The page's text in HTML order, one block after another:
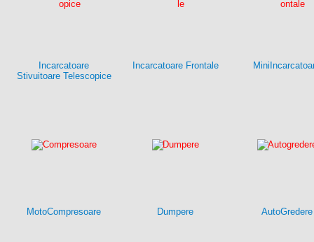
Incarcatoare
Stivuitoare Telescopice
Incarcatoare Frontale
MotoCompresoare Dumpere AutoGredere